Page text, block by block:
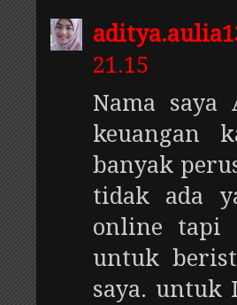
21.15
Nama saya
keuangan
banyak
tidak ada
online tapi
untuk
saya. untuk